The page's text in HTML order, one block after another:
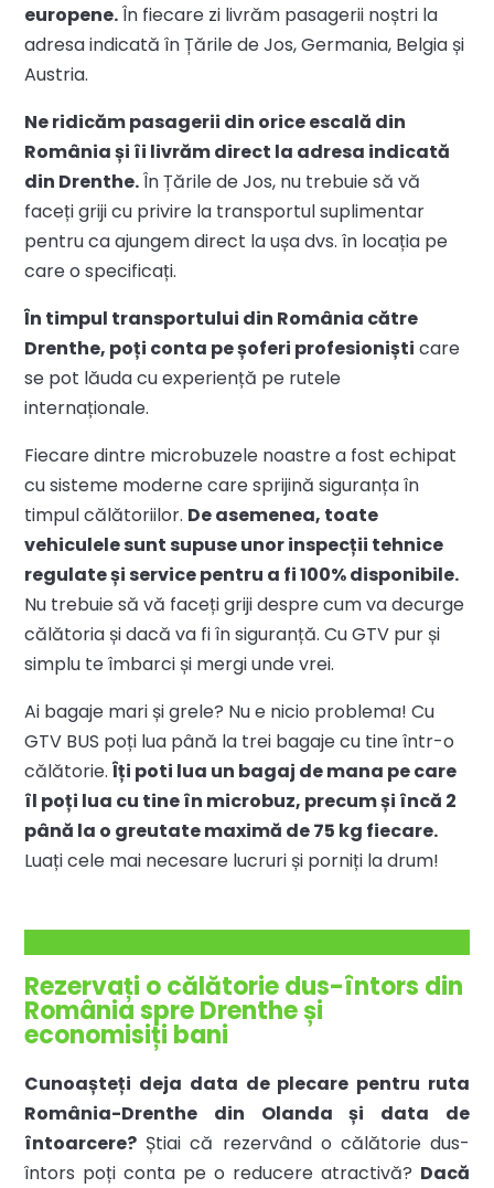
europene.În fiecare zi livrăm pasagerii noștri la
adresa indicată în Țările de Jos, Germania, Belgia și
Austria.
Ne ridicăm pasagerii din orice escală din
România și îi livrăm direct la adresa indicată
din Drenthe.În Țările de Jos, nu trebuie să vă
faceți griji cu privire la transportul suplimentar
pentru ca ajungem direct la ușa dvs. în locația pe
care o specificați.
În timpul transportului din România către
Drenthe, poți conta pe șoferi profesioniști care
se pot lăuda cu experiență pe rutele
internaționale.
Fiecare dintre microbuzele noastre a fost echipat
cu sisteme moderne care sprijină siguranța în
timpul călătoriilor. De asemenea, toate
vehiculele sunt supuse unor inspecții tehnice
regulate și service pentru a fi 100% disponibile.
Nu trebuie să vă faceți griji despre cum va decurge
călătoria și dacă va fi în siguranță. Cu GTV pur și
simplu te îmbarci și mergi unde vrei.
Ai bagaje mari și grele? Nu e nicio problema! Cu
GTV BUS poți lua până la trei bagaje cu tine într-o
călătorie.Îți poti lua un bagaj de mana pe care
îl poți lua cu tine în microbuz, precum și încă 2
până la o greutate maximă de 75 kg fiecare.
Luați cele mai necesare lucruri și porniți la drum!
Rezervați o călătorie dus-întors din
România spre Drenthe și
economisiți bani
Cunoașteți deja data de plecare pentru ruta
România-Drenthe din Olanda și data de
întoarcere? Știai că rezervând o călătorie dus-
întors poți conta pe o reducere atractivă? Dacă